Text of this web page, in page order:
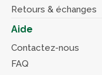
Retours & échanges
Aide
Contactez-nous
FAQ